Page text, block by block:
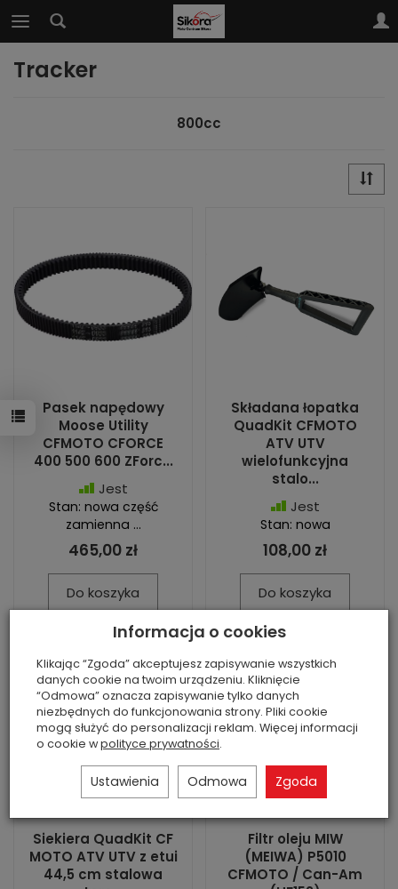
Tracker
800cc
Pasek napędowy
Moose Utility
CFMOTO CFORCE
400 500 600 ZForc...
Jest
Stan: nowa część
zamienna ...
465,00 zł
Do koszyka
Składana łopatka
QuadKit CFMOTO
ATV UTV
wielofunkcyjna
stalo...
Jest
Stan: nowa
108,00 zł
Do koszyka
Siekiera QuadKit CF
MOTO ATV UTV z etui
44,5 cm stalowa
Filtr oleju MIW
(MEIWA) P5010
CFMOTO / Can-Am
Informacja o cookies
Klikając “Zgoda” akceptujesz zapisywanie wszystkich
danych cookie na twoim urządzeniu. Kliknięcie
“Odmowa” oznacza zapisywanie tylko danych
niezbędnych do funkcjonowania strony. Pliki cookie
mogą służyć do personalizacji reklam. Więcej informacji
o cookie wpolityce prywatności.
Ustawienia Odmowa Zgoda